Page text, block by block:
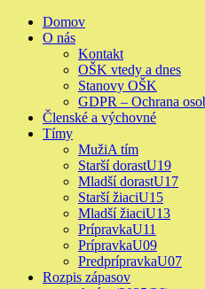
Skip
Primary
Menu
Domov
O nás
Kontakt
OŠK vtedy a dnes
Stanovy OŠK
GDPR – Ochrana
Členské a výchovné
Tímy
MužiA tím
Starší dorastU19
Mladší dorastU17
Starší žiaciU15
Mladší žiaciU13
PrípravkaU11
PrípravkaU09
PredprípravkaU07
Rozpis zápasov